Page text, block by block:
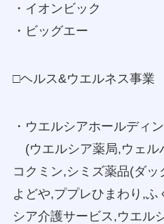
・イオンビック
・ビッグエー
□ヘルス&ウエルネス事業
・ウエルシアホールディ
(ウエルシア薬局,ウェル
コクミン,シミズ薬品(ダ
よどや,ププレひまわり,ふ
シア介護サービス,ウエル